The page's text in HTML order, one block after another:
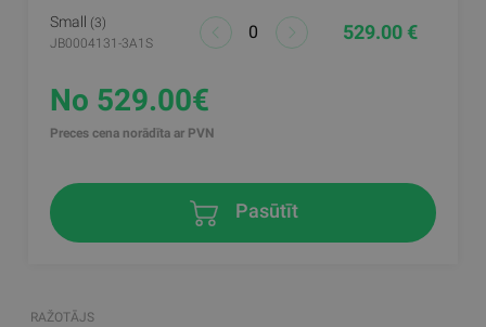
Small (3)
JB0004131-3A1S
529.00 €
No 529.00€
Preces cena norādīta ar PVN
Pasūtīt
RAŽOTĀJS